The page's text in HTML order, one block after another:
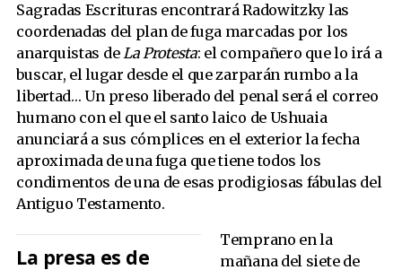
Sagradas Escrituras encontrará Radowitzky las
coordenadas del plan de fuga marcadas por los
anarquistas deLa Protesta: el compañero que lo irá a
buscar, el lugar desde el que zarparán rumbo a la
libertad… Un preso liberado del penal será el correo
humano con el que el santo laico de Ushuaia
anunciará a sus cómplices en el exterior la fecha
aproximada de una fuga que tiene todos los
condimentos de una de esas prodigiosas fábulas del
Antiguo Testamento.
La presa es de
Temprano en la
mañana del siete de